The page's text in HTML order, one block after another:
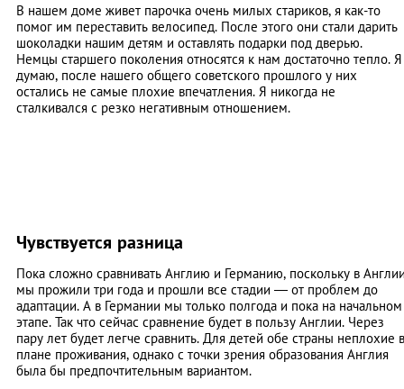
В нашем доме живет парочка очень милых стариков, я как-то
помог им переставить велосипед. После этого они стали дарить
шоколадки нашим детям и оставлять подарки под дверью.
Немцы старшего поколения относятся к нам достаточно тепло. Я
думаю, после нашего общего советского прошлого у них
остались не самые плохие впечатления. Я никогда не
сталкивался с резко негативным отношением.
Чувствуется разница
Пока сложно сравнивать Англию и Германию, поскольку в
мы прожили три года и прошли все стадии — от проблем до
адаптации. А в Германии мы только полгода и пока на начальном
этапе. Так что сейчас сравнение будет в пользу Англии. Через
пару лет будет легче сравнить. Для детей обе страны неплохие в
плане проживания, однако с точки зрения образования Англия
была бы предпочтительным вариантом.